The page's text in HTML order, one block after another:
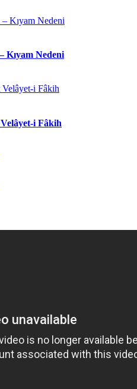
Kıyam Nedeni
i Fâkih